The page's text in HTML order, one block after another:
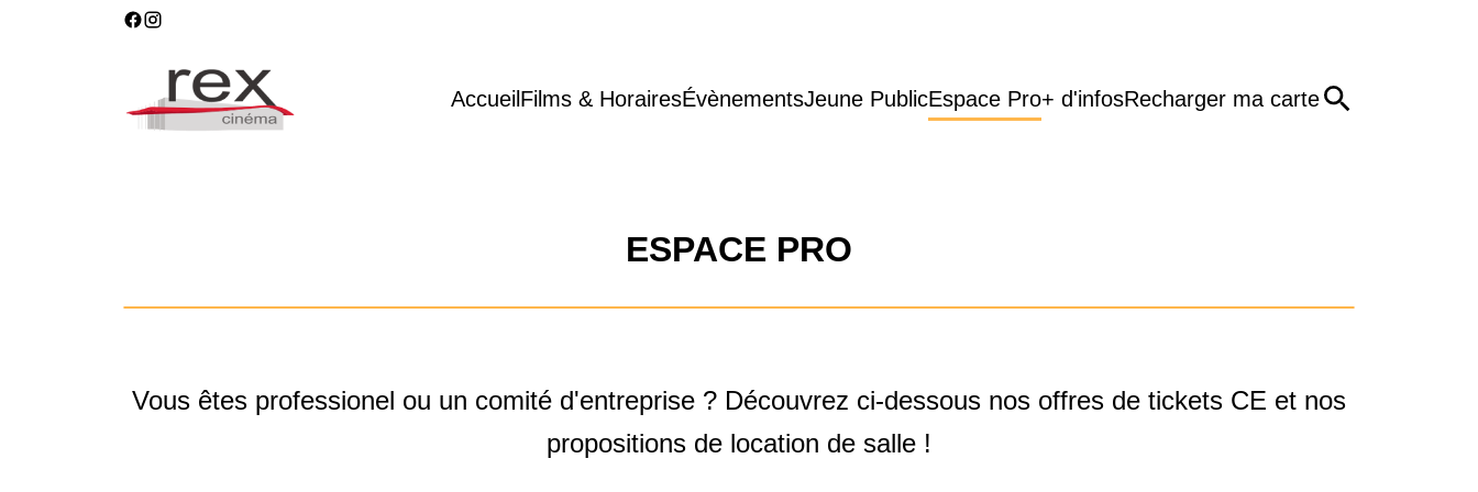
AccueilFilms & HorairesÉvènementsJeune PublicEspace Pro+ d'infosRecharger ma carte
ESPACE PRO
Vous êtes professionel ou un comité d'entreprise ? Découvrez ci-dessous nos offres de tickets CE et nos
propositions de location de salle !